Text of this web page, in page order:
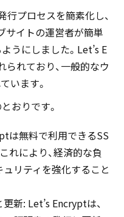
行プロセスを簡素化し、
サイトの運営者が簡単
うにしました。Let’s E
れており、一般的なウ
います。
おりです。
は無料で利用できるSS
れにより、経済的な負
リティを強化すること
新: Let’s Encryptは、